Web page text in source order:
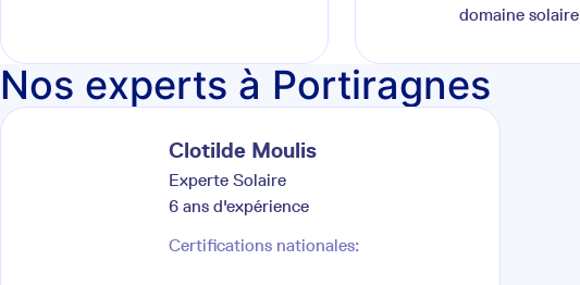
domaine solaire
Nos experts à Portiragnes
Clotilde Moulis
Experte Solaire
6 ans d'expérience
Certifications nationales: